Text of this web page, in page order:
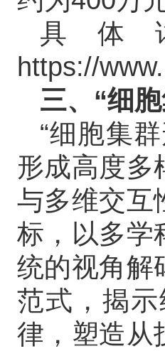
具体
https://
三、“细
“细胞集
形成高度多
与多维交互
标，以多学
统的视角解
范式，揭
律，塑造从